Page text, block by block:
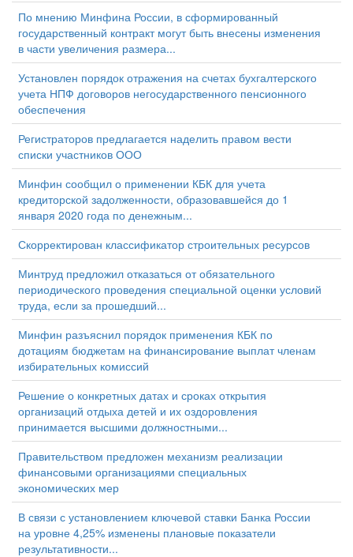
По мнению Минфина России, в сформированный
государственный контракт могут быть внесены изменения
в части увеличения размера...
Установлен порядок отражения на счетах бухгалтерского
учета НПФ договоров негосударственного пенсионного
обеспечения
Регистраторов предлагается наделить правом вести
списки участников ООО
Минфин сообщил о применении КБК для учета
кредиторской задолженности, образовавшейся до 1
января 2020 года по денежным...
Скорректирован классификатор строительных ресурсов
Минтруд предложил отказаться от обязательного
периодического проведения специальной оценки условий
труда, если за прошедший...
Минфин разъяснил порядок применения КБК по
дотациям бюджетам на финансирование выплат членам
избирательных комиссий
Решение о конкретных датах и сроках открытия
организаций отдыха детей и их оздоровления
принимается высшими должностными...
Правительством предложен механизм реализации
финансовыми организациями специальных
экономических мер
В связи с установлением ключевой ставки Банка России
на уровне 4,25% изменены плановые показатели
результативности...